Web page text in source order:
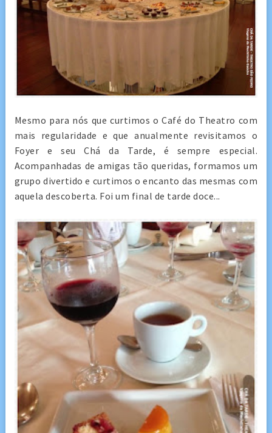
Mesmo para nós que curtimos o Café do Theatro com
mais regularidade e que anualmente revisitamos o
Foyer e seu Chá da Tarde, é sempre especial.
Acompanhadas de amigas tão queridas, formamos um
grupo divertido e curtimos o encanto das mesmas com
aquela descoberta. Foi um final de tarde doce...